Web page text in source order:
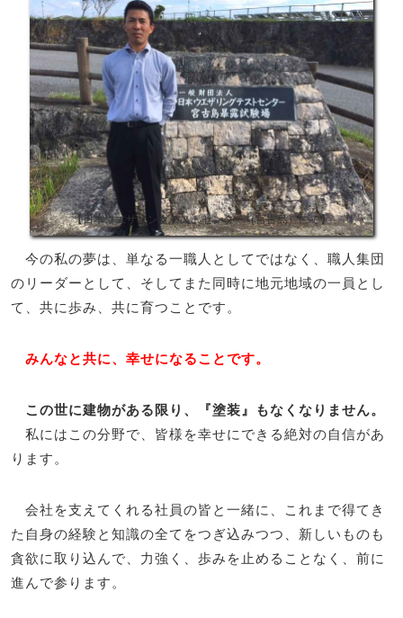
日本ウエザリングテストセンター（宮古島）にて
今の私の夢は、単なる一職人としてではなく、職人集団
のリーダーとして、そしてまた同時に地元地域の一員とし
て、共に歩み、共に育つことです。
みんなと共に、幸せになることです。
この世に建物がある限り、『塗装』もなくなりません。
私にはこの分野で、皆様を幸せにできる絶対の自信があ
ります。
会社を支えてくれる社員の皆と一緒に、これまで得てき
た自身の経験と知識の全てをつぎ込みつつ、新しいものも
貪欲に取り込んで、力強く、歩みを止めることなく、前に
進んで参ります。